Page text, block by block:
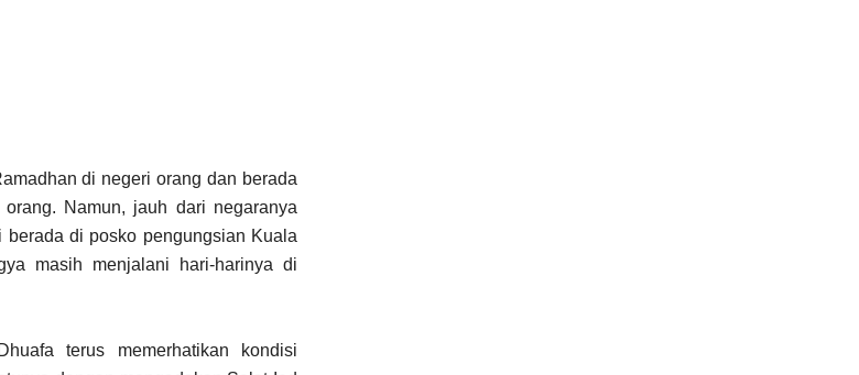
di negeri orang dan berada
Namun, jauh dari negaranya
di posko pengungsian Kuala
masih menjalani hari-harinya di
terus memerhatikan kondisi